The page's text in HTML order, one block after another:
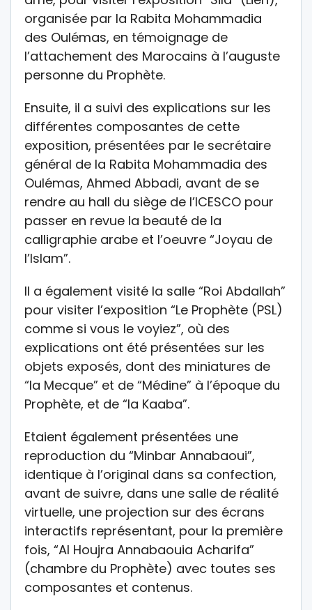
organisée par la Rabita Mohammadia
des Oulémas, en témoignage de
l’attachement des Marocains à l’auguste
personne du Prophète.
Ensuite, il a suivi des explications sur les
différentes composantes de cette
exposition, présentées par le secrétaire
général de la Rabita Mohammadia des
Oulémas, Ahmed Abbadi, avant de se
rendre au hall du siège de l’ICESCO pour
passer en revue la beauté de la
calligraphie arabe et l’oeuvre “Joyau de
l’Islam”.
Il a également visité la salle “Roi Abdallah”
pour visiter l’exposition “Le Prophète (PSL)
comme si vous le voyiez”, où des
explications ont été présentées sur les
objets exposés, dont des miniatures de
“la Mecque” et de “Médine” à l’époque du
Prophète, et de “la Kaaba”.
Etaient également présentées une
reproduction du “Minbar Annabaoui”,
identique à l’original dans sa confection,
avant de suivre, dans une salle de réalité
virtuelle, une projection sur des écrans
interactifs représentant, pour la première
fois, “Al Houjra Annabaouia Acharifa”
(chambre du Prophète) avec toutes ses
composantes et contenus.